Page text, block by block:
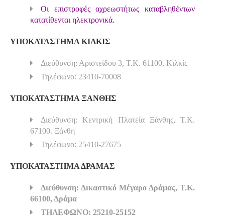
Οι επιστροφές αχρεωστήτως καταβληθέντων
κατατίθενται ηλεκτρονικά.
ΥΠΟΚΑΤΑΣΤΗΜΑ ΚΙΛΚΙΣ
Διεύθυνση: Αριστείδου 3, Τ.Κ. 61100, Κιλκίς
Τηλέφωνο: 23410-70008
ΥΠΟΚΑΤΑΣΤΗΜΑ ΞΑΝΘΗΣ
Διεύθυνση: Κεντρική Πλατεία Ξάνθης, Τ.Κ.
67100. Ξάνθη
Τηλέφωνο: 25410-27675
ΥΠΟΚΑΤΑΣΤΗΜΑ ΔΡΑΜΑΣ
Διεύθυνση: Δικαστικό Μέγαρο Δράμας, Τ.Κ.
66100, Δράμα
ΤΗΛΕΦΩΝΟ: 25210-25152